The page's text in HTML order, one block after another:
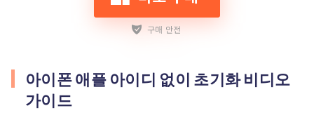
아이폰 애플 아이디 없이 초기화 비디오
가이드